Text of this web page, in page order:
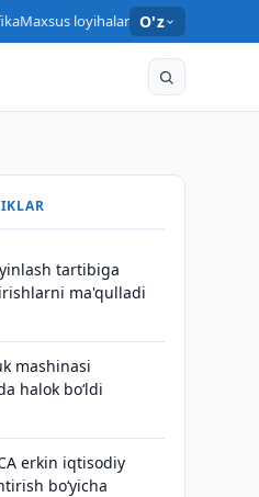
Maxsus loyihalar O'z
tartibiga
ma'qulladi
mashinasi
halok bo‘ldi
erkin iqtisodiy
boʻyicha